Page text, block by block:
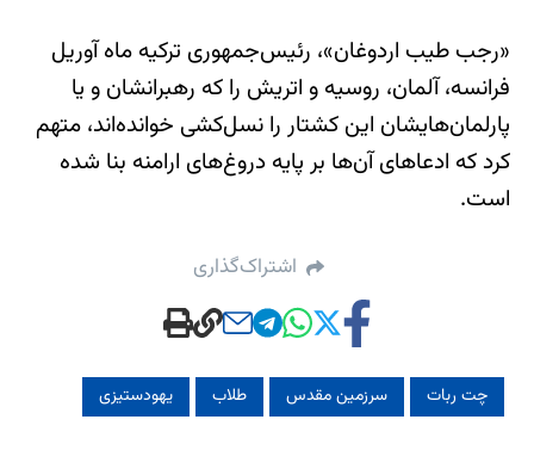
«رجب طیب اردوغان»، رئیس‌جمهوری ترکیه ماه آوریل
فرانسه، آلمان، روسیه و اتریش را که رهبرانشان و یا
پارلمان‌هایشان این کشتار را نسل‌کشی خوانده‌اند، متهم
کرد که ادعاهای آن‌ها بر پایه دروغ‌های ارامنه بنا شده
است.
اشتراک‌گذاری
چت ربات سرزمین مقدس طلاب یهودستیزی